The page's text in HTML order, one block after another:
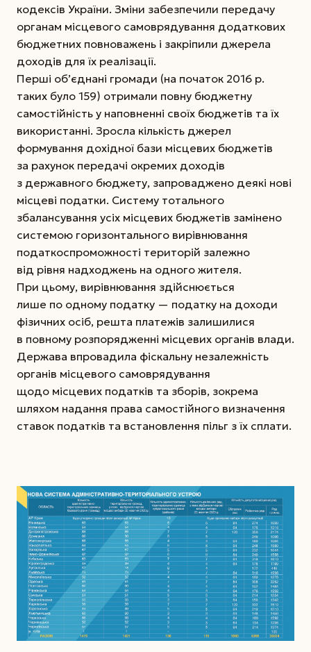
кодексів України. Зміни забезпечили передачу
органам місцевого самоврядування додаткових
бюджетних повноважень і закріпили джерела
доходів для їх реалізації.
Перші об’єднані громади (на початок 2016 р.
таких було 159) отримали повну бюджетну
самостійність у наповненні своїх бюджетів та їх
використанні. Зросла кількість джерел
формування дохідної бази місцевих бюджетів
за рахунок передачі окремих доходів
з державного бюджету, запроваджено деякі нові
місцеві податки. Систему тотального
збалансування усіх місцевих бюджетів замінено
системою горизонтального вирівнювання
податкоспроможності територій залежно
від рівня надходжень на одного жителя.
При цьому, вирівнювання здійснюється
лише по одному податку — податку на доходи
фізичних осіб, решта платежів залишилися
в повному розпорядженні місцевих органів влади.
Держава впровадила фіскальну незалежність
органів місцевого самоврядування
щодо місцевих податків та зборів, зокрема
шляхом надання права самостійного визначення
ставок податків та встановлення пільг з їх сплати.